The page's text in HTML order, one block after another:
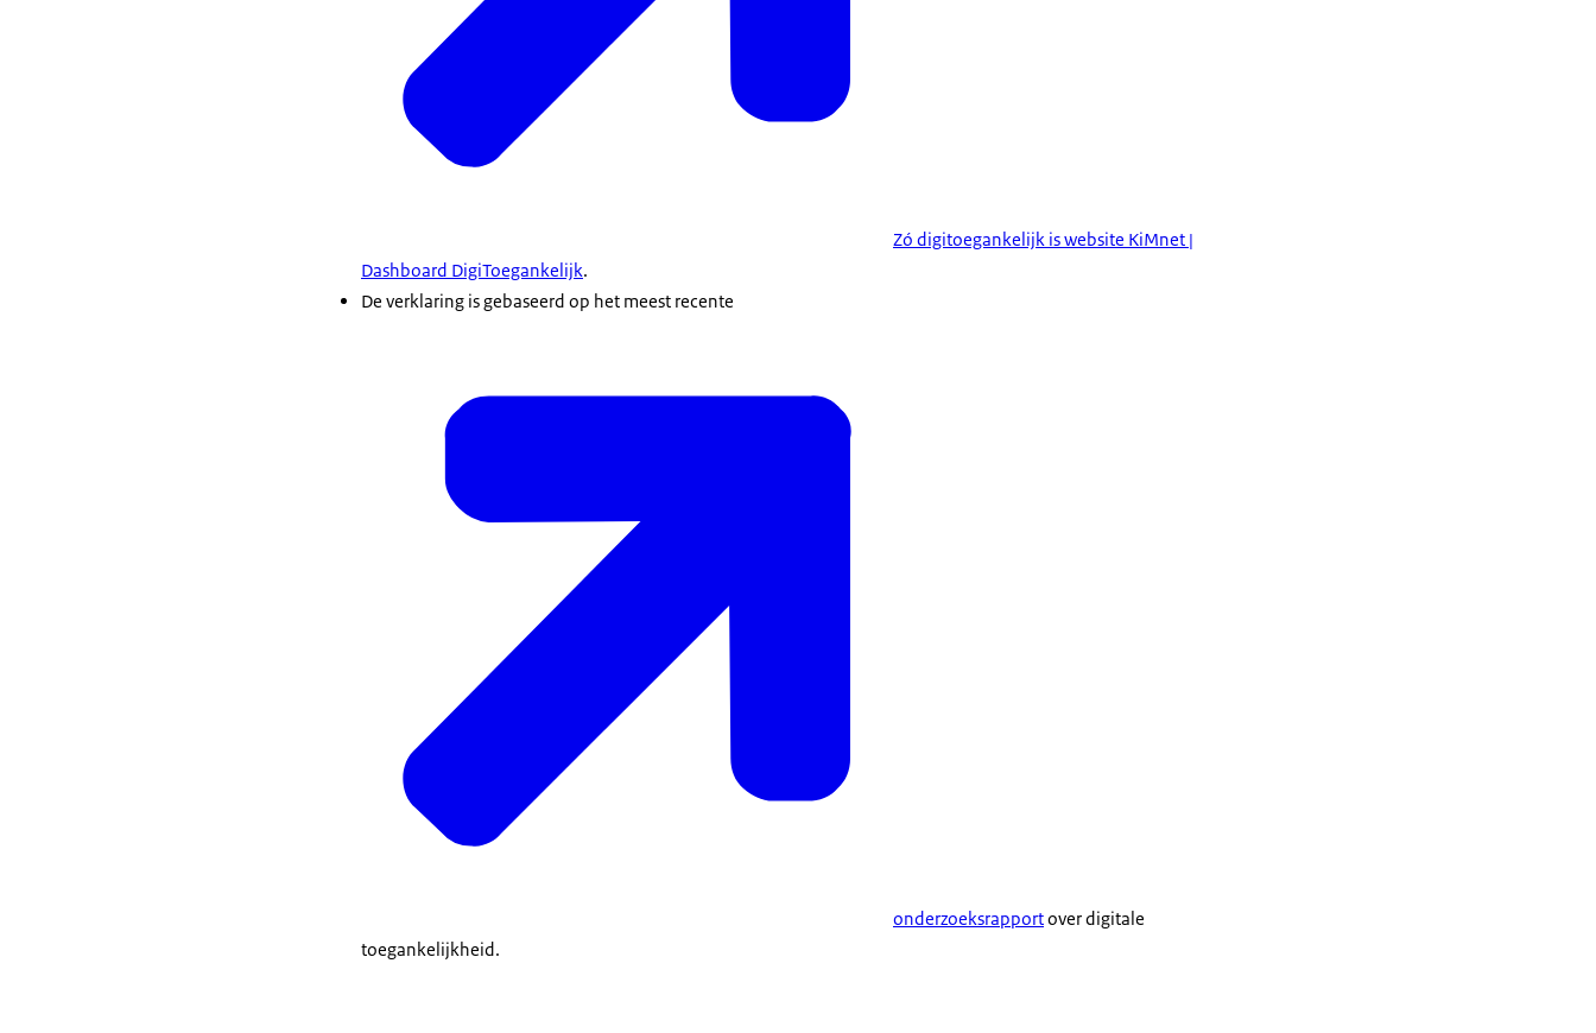
Zó digitoegankelijk is website KiMnet |
Dashboard DigiToegankelijk.
De verklaring is gebaseerd op het meest recente
onderzoeksrapportover digitale
toegankelijkheid.